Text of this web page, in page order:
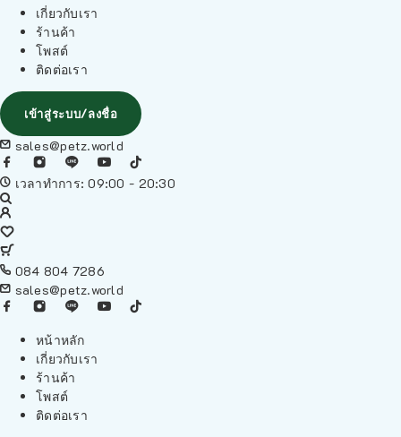
เกี่ยวกับเรา
ร้านค้า
โพสต์
ติดต่อเรา
เข้าสู่ระบบ/ลงชื่อ
sales@petz.world
เวลาทำการ: 09:00 - 20:30
084 804 7286
sales@petz.world
หน้าหลัก
เกี่ยวกับเรา
ร้านค้า
โพสต์
ติดต่อเรา